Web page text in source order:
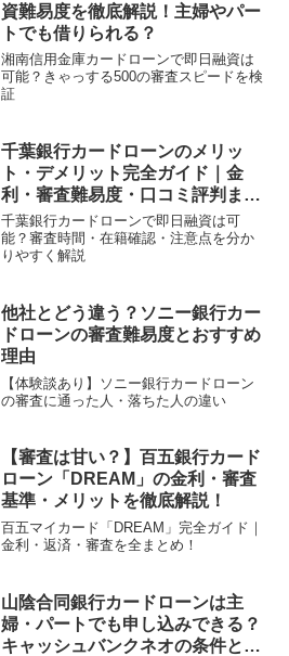
資難易度を徹底解説！主婦やパー
トでも借りられる？
湘南信用金庫カードローンで即日融資は
可能？きゃっする500の審査スピードを検
証
千葉銀行カードローンのメリッ
ト・デメリット完全ガイド｜金
利・審査難易度・口コミ評判まと
め
千葉銀行カードローンで即日融資は可
能？審査時間・在籍確認・注意点を分か
りやすく解説
他社とどう違う？ソニー銀行カー
ドローンの審査難易度とおすすめ
理由
【体験談あり】ソニー銀行カードローン
の審査に通った人・落ちた人の違い
【審査は甘い？】百五銀行カード
ローン「DREAM」の金利・審査
基準・メリットを徹底解説！
百五マイカード「DREAM」完全ガイド｜
金利・返済・審査を全まとめ！
山陰合同銀行カードローンは主
婦・パートでも申し込みできる？
キャッシュバンクネオの条件と審